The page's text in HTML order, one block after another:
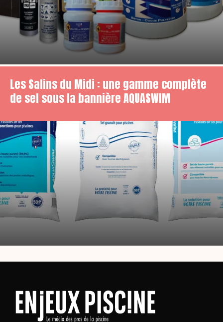
Les Salins du Midi : une gamme complète
de sel sous la bannière AQUASWIM